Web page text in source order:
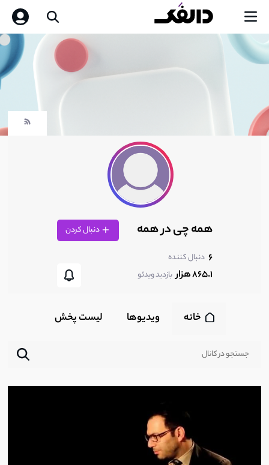
همه چی در همه دنبال کردن
6 دنبال کننده
865.1 هزار بازدید ویدئو
خانه ویدیوها لیست پخش‌